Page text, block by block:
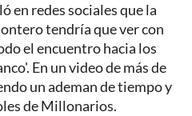
en redes sociales que la
tendría que ver con
el encuentro hacia los
En un video de más de
un ademan de tiempo y
de Millonarios.